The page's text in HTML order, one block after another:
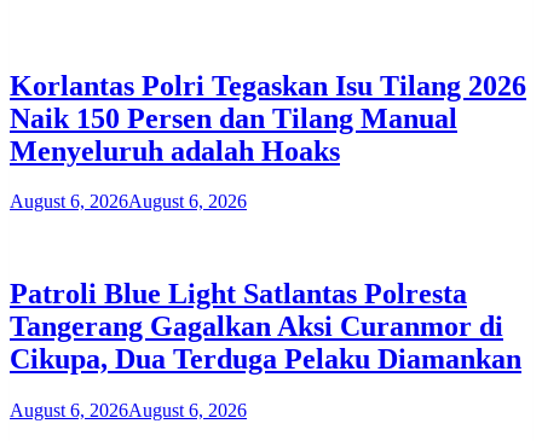
Korlantas Polri Tegaskan Isu Tilang 2026
Naik 150 Persen dan Tilang Manual
Menyeluruh adalah Hoaks
August 6, 2026August 6, 2026
Patroli Blue Light Satlantas Polresta
Tangerang Gagalkan Aksi Curanmor di
Cikupa, Dua Terduga Pelaku Diamankan
August 6, 2026August 6, 2026